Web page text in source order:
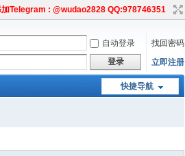
加Telegram : @wudao2828 QQ:978746351
自动登录
找回密码
登录 立即注册
快捷导航